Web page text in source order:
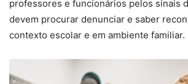
professores e funcionários pelos sinais
devem procurar denunciar e saber
contexto escolar e em ambiente familiar.